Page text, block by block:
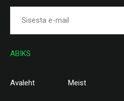
ABIKS
Avaleht Meist